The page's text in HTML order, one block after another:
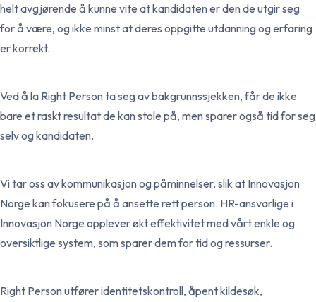
helt avgjørende å kunne vite at kandidaten er den de utgir seg
for å være, og ikke minst at deres oppgitte utdanning og erfaring
er korrekt.
Ved å la Right Person ta seg av bakgrunnssjekken, får de ikke
bare et raskt resultat de kan stole på, men sparer også tid for seg
selv og kandidaten.
Vi tar oss av kommunikasjon og påminnelser, slik at Innovasjon
Norge kan fokusere på å ansette rett person. HR-ansvarlige i
Innovasjon Norge opplever økt effektivitet med vårt enkle og
oversiktlige system, som sparer dem for tid og ressurser.
Right Person utfører identitetskontroll, åpent kildesøk,